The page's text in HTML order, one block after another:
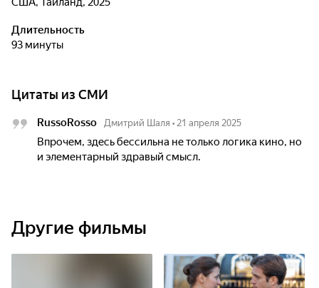
Длительность
93 минуты
Цитаты из СМИ
RussoRosso Дмитрий Шаля • 21 апреля 2025
Впрочем, здесь бессильна не только логика кино, но
и элементарный здравый смысл.
Другие фильмы